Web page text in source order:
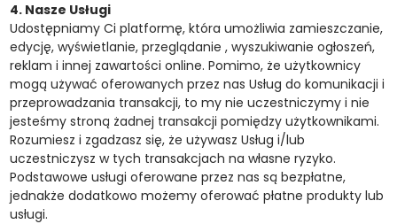
4. Nasze Usługi
Udostępniamy Ci platformę, która umożliwia zamieszczanie,
edycję, wyświetlanie, przeglądanie , wyszukiwanie ogłoszeń,
reklam i innej zawartości online. Pomimo, że użytkownicy
mogą używać oferowanych przez nas Usług do komunikacji i
przeprowadzania transakcji, to my nie uczestniczymy i nie
jesteśmy stroną żadnej transakcji pomiędzy użytkownikami.
Rozumiesz i zgadzasz się, że używasz Usług i/lub
uczestniczysz w tych transakcjach na własne ryzyko.
Podstawowe usługi oferowane przez nas są bezpłatne,
jednakże dodatkowo możemy oferować płatne produkty lub
usługi.